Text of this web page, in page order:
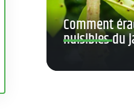
Comment
nuisibles du